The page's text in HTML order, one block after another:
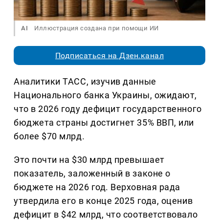
AI Иллюстрация создана при помощи ИИ
Подписаться на Дзен.канал
Аналитики ТАСС, изучив данные
Национального банка Украины, ожидают,
что в 2026 году дефицит государственного
бюджета страны достигнет 35% ВВП, или
более $70 млрд.
Это почти на $30 млрд превышает
показатель, заложенный в законе о
бюджете на 2026 год. Верховная рада
утвердила его в конце 2025 года, оценив
дефицит в $42 млрд, что соответствовало